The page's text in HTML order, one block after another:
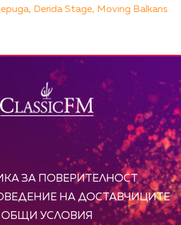
Derida Stage, Moving Balkans
ЗА ПОВЕРИТЕЛНОСТ
НА ДОСТАВЧИЦИТЕ
ОБЩИ УСЛОВИЯ